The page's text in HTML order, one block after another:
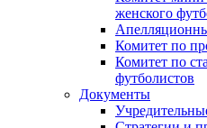
женского
Комитет по
Комитет по
футболистов
Документы